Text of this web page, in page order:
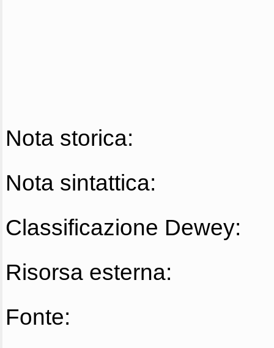
Nota storica:
Nota sintattica:
Classificazione Dewey:
Risorsa esterna:
Fonte: